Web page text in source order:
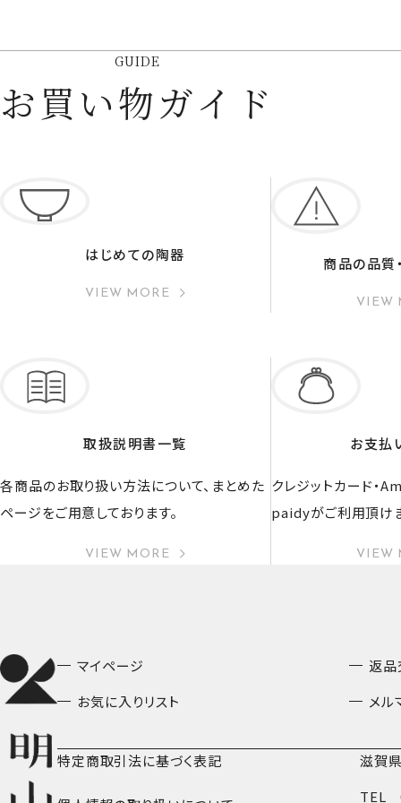
GUIDE
お買い物ガイド
はじめての陶器
VIEW MORE
商品の品質
VIEW
取扱説明書一覧
各商品のお取り扱い方法について、まとめた
ページをご用意しております。
VIEW MORE
お支払
クレジットカード・
paidyがご利用頂け
VIEW
マイページ
返
お気に入りリスト
メル
特定商取引法に基づく表記
滋賀
TEL